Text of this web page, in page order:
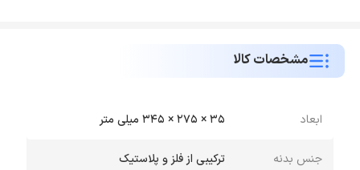
مشخصات کالا
ابعاد 35 × 275 × 345 میلی متر
جنس بدنه ترکیبی از فلز و پلاستیک